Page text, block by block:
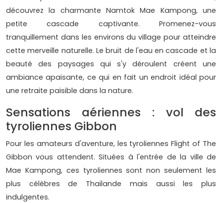
découvrez la charmante Namtok Mae Kampong, une
petite cascade captivante. Promenez-vous
tranquillement dans les environs du village pour atteindre
cette merveille naturelle. Le bruit de l'eau en cascade et la
beauté des paysages qui s'y déroulent créent une
ambiance apaisante, ce qui en fait un endroit idéal pour
une retraite paisible dans la nature.
Sensations aériennes : vol des
tyroliennes Gibbon
Pour les amateurs d'aventure, les tyroliennes Flight of The
Gibbon vous attendent. Situées à l'entrée de la ville de
Mae Kampong, ces tyroliennes sont non seulement les
plus célèbres de Thaïlande mais aussi les plus
indulgentes.